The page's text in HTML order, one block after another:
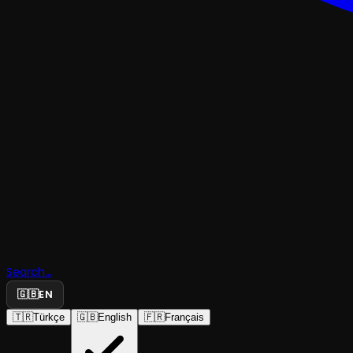
Search...
🇬🇧EN
🇹🇷Türkçe 🇬🇧English 🇫🇷Français
Tiyatro